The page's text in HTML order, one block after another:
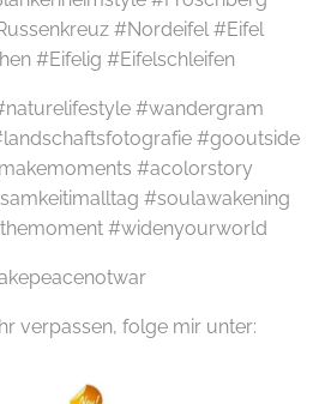
#Nordeifel #Eifel
#Eifelig #Eifelschleifen
#wandergram
#gooutside
#acolorstory
#soulawakening
#widenyourworld
verpassen, folge mir unter: